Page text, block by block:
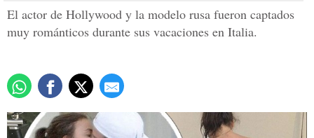
El actor de Hollywood y la modelo rusa fueron captados
muy románticos durante sus vacaciones en Italia.